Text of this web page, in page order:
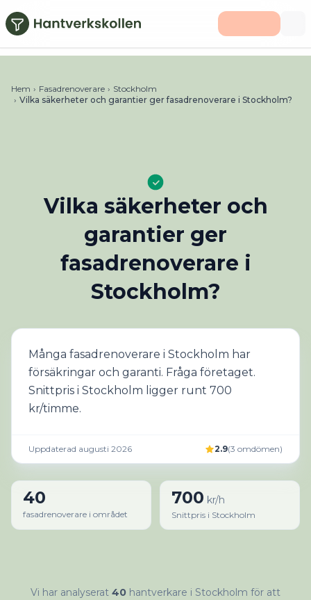
Hoppa till huvudinnehåll
Hem › Fasadrenoverare › Stockholm
› Vilka säkerheter och garantier ger fasadrenoverare i Stockholm?
Vilka säkerheter och
garantier ger
fasadrenoverare i
Stockholm?
Många fasadrenoverare i Stockholm har
försäkringar och garanti. Fråga företaget.
Snittpris i Stockholm ligger runt 700
kr/timme.
Uppdaterad augusti 2026 2.9(3 omdömen)
40
fasadrenoverare i området
700 kr/h
Snittpris i Stockholm
Vi har analyserat 40 hantverkare i Stockholm för att